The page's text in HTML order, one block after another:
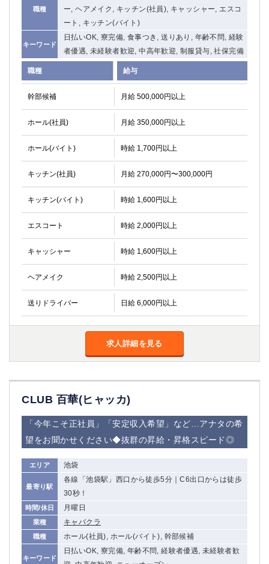
職種
ー, ヘアメイク, キッチン(社員), キャッシャー, エスコ
ート, キッチン(バイト)
キーワード
日払いOK, 寮完備, 食事つき, 送りあり, 年齢不問, 経験
者優遇, 未経験者歓迎, 中高年歓迎, 制服貸与, 社保完備
職種 給与
幹部候補 月給 500,000円以上
ホール(社員) 月給 350,000円以上
ホール(バイト) 時給 1,700円以上
キッチン(社員) 月給 270,000円〜300,000円
キッチン(バイト) 時給 1,600円以上
エスコート 時給 2,000円以上
キャッシャー 時給 1,600円以上
ヘアメイク 時給 2,500円以上
送りドライバー 日給 6,000円以上
求人詳細を見る
CLUB 百華(ヒャッカ)
「今年こそ正社員」「安定収入希望」など…アナタの希
望をお聞かせください◆抜群の昇給・昇格スピード◎
エリア 池袋
最寄り駅
各線「池袋駅」西口から徒歩5分｜C6出口からは徒歩
30秒！
時間/休日 月曜日
業種 キャバクラ
職種 ホール(社員), ホール(バイト), 幹部候補
キーワード
日払いOK, 寮完備, 年齢不問, 経験者優遇, 未経験者歓